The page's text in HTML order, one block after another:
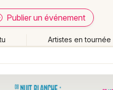
Publier un événement
Artistes en tournée